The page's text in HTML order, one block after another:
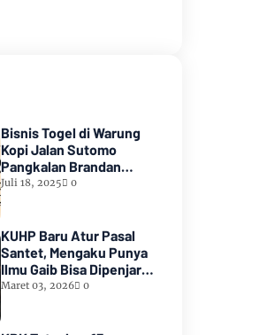
Bisnis Togel di Warung
Kopi Jalan Sutomo
Pangkalan Brandan
Diduga Kebal Hukum
Juli 18, 2025 0
KUHP Baru Atur Pasal
Santet, Mengaku Punya
Ilmu Gaib Bisa Dipenjara
1,5 Tahun
Maret 03, 2026 0